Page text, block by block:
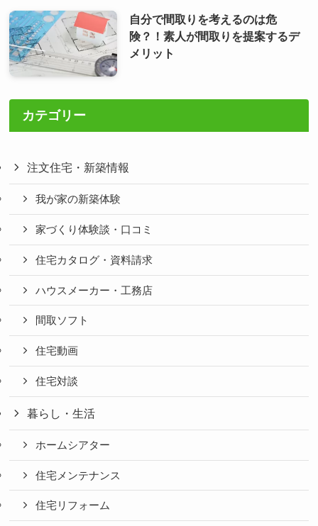
自分で間取りを考えるのは危
険？！素人が間取りを提案するデ
メリット
カテゴリー
注文住宅・新築情報
我が家の新築体験
家づくり体験談・口コミ
住宅カタログ・資料請求
ハウスメーカー・工務店
間取ソフト
住宅動画
住宅対談
暮らし・生活
ホームシアター
住宅メンテナンス
住宅リフォーム